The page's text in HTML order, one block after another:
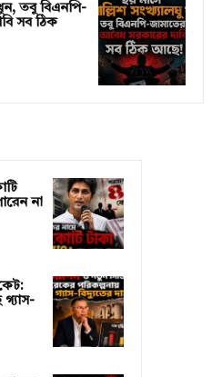
তবু বিএনপি-
সব ঠিক
না
গ্যাস-